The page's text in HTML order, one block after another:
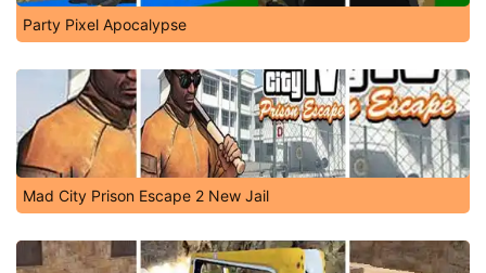
Party Pixel Apocalypse
Mad City Prison Escape 2 New Jail